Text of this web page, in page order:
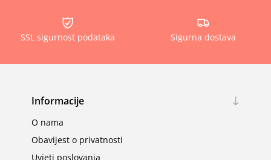
SSL sigurnost podataka Sigurna dostava
Informacije
O nama
Obavijest o privatnosti
Uvjeti poslovanja